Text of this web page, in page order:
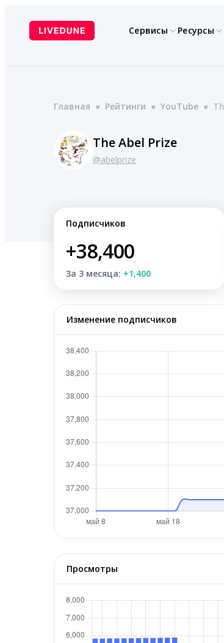
содержимому
Сервисы Ресурсы
Главная ● Рейтинги ● YouTube ●
The Abel Prize
@abelprize
Подписчиков
+38,400
За 3 месяца: +1,400
Изменение подписчиков
Просмотры